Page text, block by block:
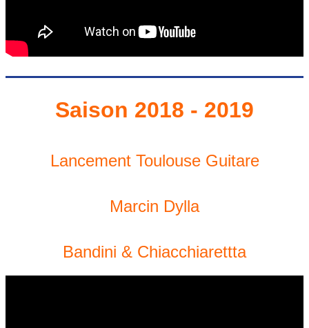
Saison 2018 - 2019
Lancement Toulouse Guitare
Marcin Dylla
Bandini & Chiacchiarettta